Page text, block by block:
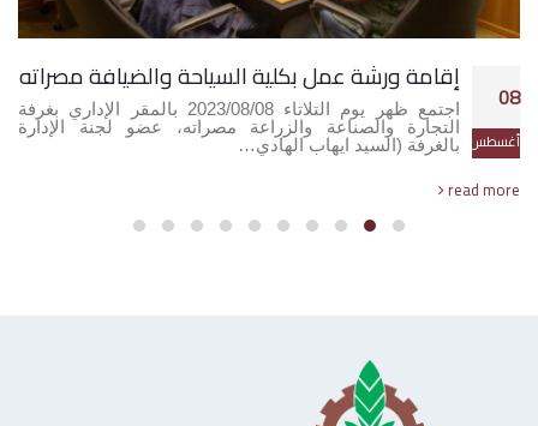
08
أغسطس
إقامة ورشة عمل بكلية السياحة والضيافة مصراته
اجتمع ظهر يوم التلاتاء 2023/08/08 بالمقر الإداري بغرفة
التجارة والصناعة والزراعة مصراته، عضو لجنة الإدارة
بالغرفة (السيد ايهاب الهادي…
read more